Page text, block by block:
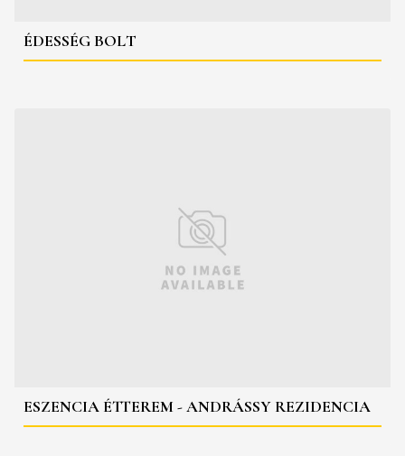
ÉDESSÉG BOLT
ESZENCIA ÉTTEREM - ANDRÁSSY REZIDENCIA